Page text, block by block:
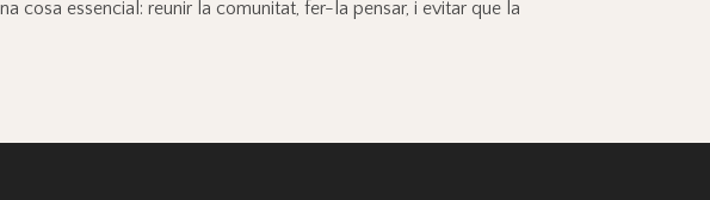
cosa essencial: reunir la comunitat, fer-la pensar, i evitar que la